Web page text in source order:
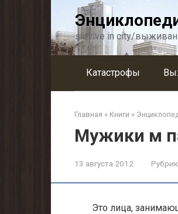
survive in city/
Катастрофы
Главная » Книги »
Мужики м
13 августа 2012
Это лица,